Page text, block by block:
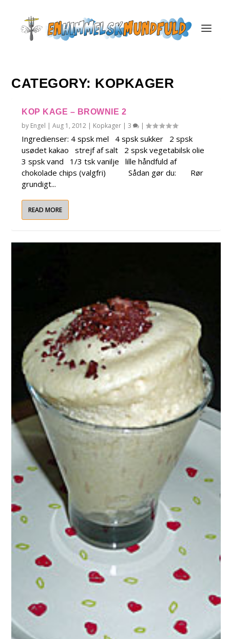
CATEGORY: KOPKAGER
KOP KAGE – BROWNIE 2
by Engel |Aug 1, 2012 | Kopkager |3 |
Ingredienser: 4 spsk mel 4 spsk sukker 2 spsk
usødet kakao strejf af salt 2 spsk vegetabilsk olie
3 spsk vand 1/3 tsk vanilje lille håndfuld af
chokolade chips (valgfri) Sådan gør du: Rør
grundigt...
READ MORE